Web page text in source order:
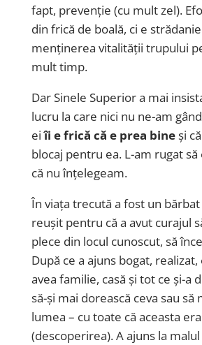
fapt, prevenție (cu mult zel).
din frică de boală, ci e
menținerea vitalității trupului
mult timp.
Dar Sinele Superior a mai
lucru la care nici nu ne-am
eiîi e frică că e prea bineși
blocaj pentru ea. L-am rugat
că nu înțelegeam.
În viața trecută a fost un bărbat
reușit pentru că a avut curajul
plece din locul cunoscut, să
După ce a ajuns bogat,
avea familie, casă și tot ce și-a
să-și mai dorească ceva sau să
lumea – cu toate că aceasta
(descoperirea). A ajuns la